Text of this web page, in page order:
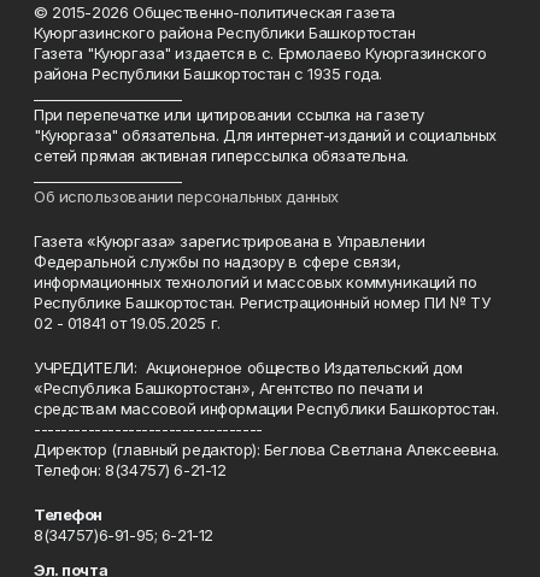
© 2015-2026 Общественно-политическая газета
Куюргазинского района Республики Башкортостан
Газета "Куюргаза" издается в с. Ермолаево Куюргазинского
района Республики Башкортостан с 1935 года.
При перепечатке или цитировании ссылка на газету
"Куюргаза" обязательна. Для интернет-изданий и социальных
сетей прямая активная гиперссылка обязательна.
Об использовании персональных данных
Газета «Куюргаза» зарегистрирована в Управлении
Федеральной службы по надзору в сфере связи,
информационных технологий и массовых коммуникаций по
Республике Башкортостан. Регистрационный номер ПИ № ТУ
02 - 01841 от 19.05.2025 г.
УЧРЕДИТЕЛИ: Акционерное общество Издательский дом
«Республика Башкортостан», Агентство по печати и
средствам массовой информации Республики Башкортостан.
----------------------------------
Директор (главный редактор): Беглова Светлана Алексеевна.
Телефон: 8(34757) 6-21-12
Телефон
8(34757)6-91-95; 6-21-12
Эл. почта